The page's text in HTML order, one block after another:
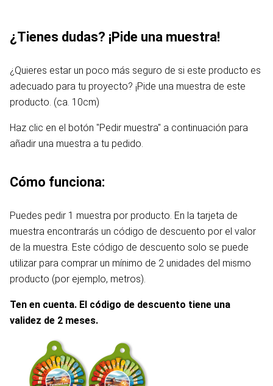
¿Tienes dudas? ¡Pide una muestra!
¿Quieres estar un poco más seguro de si este producto es
adecuado para tu proyecto? ¡Pide una muestra de este
producto. (ca. 10cm)
Haz clic en el botón "Pedir muestra" a continuación para
añadir una muestra a tu pedido.
Cómo funciona:
Puedes pedir 1 muestra por producto. En la tarjeta de
muestra encontrarás un código de descuento por el valor
de la muestra. Este código de descuento solo se puede
utilizar para comprar un mínimo de 2 unidades del mismo
producto (por ejemplo, metros).
Ten en cuenta. El código de descuento tiene una
validez de 2 meses.